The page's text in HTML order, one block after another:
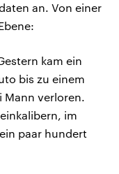
an. Von einer
kam ein
bis zu einem
Mann verloren.
im
paar hundert